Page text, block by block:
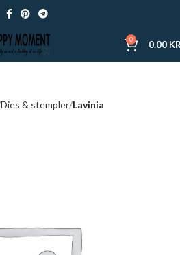
0 0.00
Dies & stempler Lavinia